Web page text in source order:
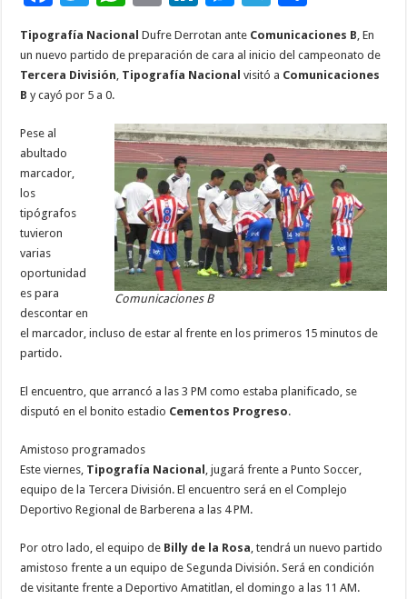
ac
e
b
o
o
k
wi
tt
er
h
at
sA
p
ai
l
k
e
n
se
n
er
el
e
gr
m
o
m
p
ti
r
Tipografía NacionalDufre Derrotan ante Comunicaciones B, En
un nuevo partido de preparación de cara al inicio del campeonato de
Tercera División, Tipografía Nacional visitó a Comunicaciones
B y cayó por 5 a 0.
Comunicaciones B
Pese al
abultado
marcador,
los
tipógrafos
tuvieron
varias
oportunidad
es para
descontar en
el marcador, incluso de estar al frente en los primeros 15 minutos de
partido.
El encuentro, que arrancó a las 3 PM como estaba planificado, se
disputó en el bonito estadio Cementos Progreso.
Amistoso programados
Este viernes, Tipografía Nacional , jugará frente a Punto Soccer,
equipo de la Tercera División. El encuentro será en el Complejo
Deportivo Regional de Barberena a las 4 PM.
Por otro lado, el equipo de Billy de la Rosa, tendrá un nuevo partido
amistoso frente a un equipo de Segunda División. Será en condición
de visitante frente a Deportivo Amatitlan, el domingo a las 11 AM.